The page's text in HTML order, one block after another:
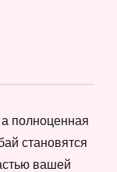
полноценная
становятся
вашей